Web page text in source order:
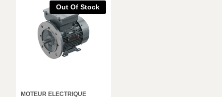
Out Of Stock
MOTEUR ELECTRIQUE